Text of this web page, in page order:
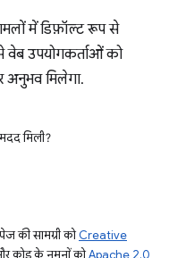
में डिफ़ॉल्ट रूप से
वेब उपयोगकर्ताओं को
अनुभव मिलेगा.
मिली?
की सामग्री कोCreative
कोड के नमूनों कोApache 2.0